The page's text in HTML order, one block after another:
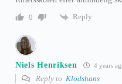
0
Reply
Niels Henriksen 4 years
Reply to Klodshans